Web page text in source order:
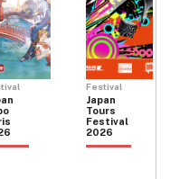
Festival
Japan
Tours
Festival
2026